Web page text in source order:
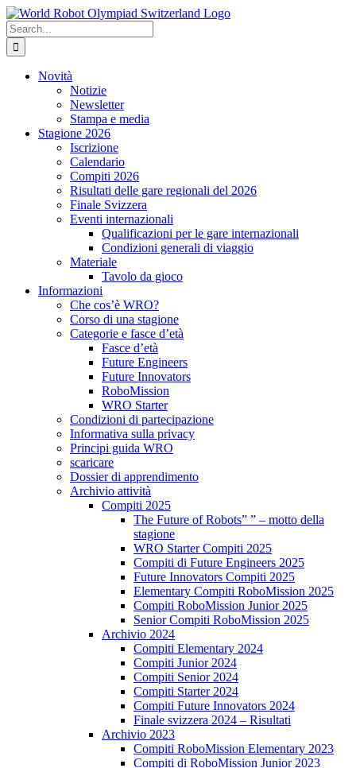
Skip
to
content
Search
for:
Novità
Notizie
Newsletter
Stampa e media
Stagione 2026
Iscrizione
Calendario
Compiti 2026
Risultati delle gare regionali del 2026
Finale Svizzera
Eventi internazionali
Qualificazioni per le gare internazionali
Condizioni generali di viaggio
Materiale
Tavolo da gioco
Informazioni
Che cos’è WRO?
Corso di una stagione
Categorie e fasce d’età
Fasce d’età
Future Engineers
Future Innovators
RoboMission
WRO Starter
Condizioni di partecipazione
Informativa sulla privacy
Principi guida WRO
scaricare
Dossier di apprendimento
Archivio attività
Compiti 2025
The Future of Robots” ” – motto della
stagione
WRO Starter Compiti 2025
Compiti di Future Engineers 2025
Future Innovators Compiti 2025
Elementary Compiti RoboMission 2025
Compiti RoboMission Junior 2025
Senior Compiti RoboMission 2025
Archivio 2024
Compiti Elementary 2024
Compiti Junior 2024
Compiti Senior 2024
Compiti Starter 2024
Compiti Future Innovators 2024
Finale svizzera 2024 – Risultati
Archivio 2023
Compiti RoboMission Elementary 2023
Compiti di RoboMission Junior 2023